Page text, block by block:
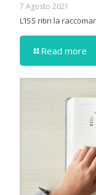
7 Agosto 2021
L’ISS ritiri la
Read more